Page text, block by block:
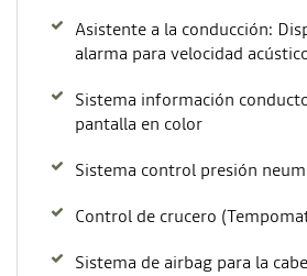
Asistente a la conducción:
alarma para velocidad
Sistema información
pantalla en color
Sistema control presión
Control de crucero
Sistema de airbag para la